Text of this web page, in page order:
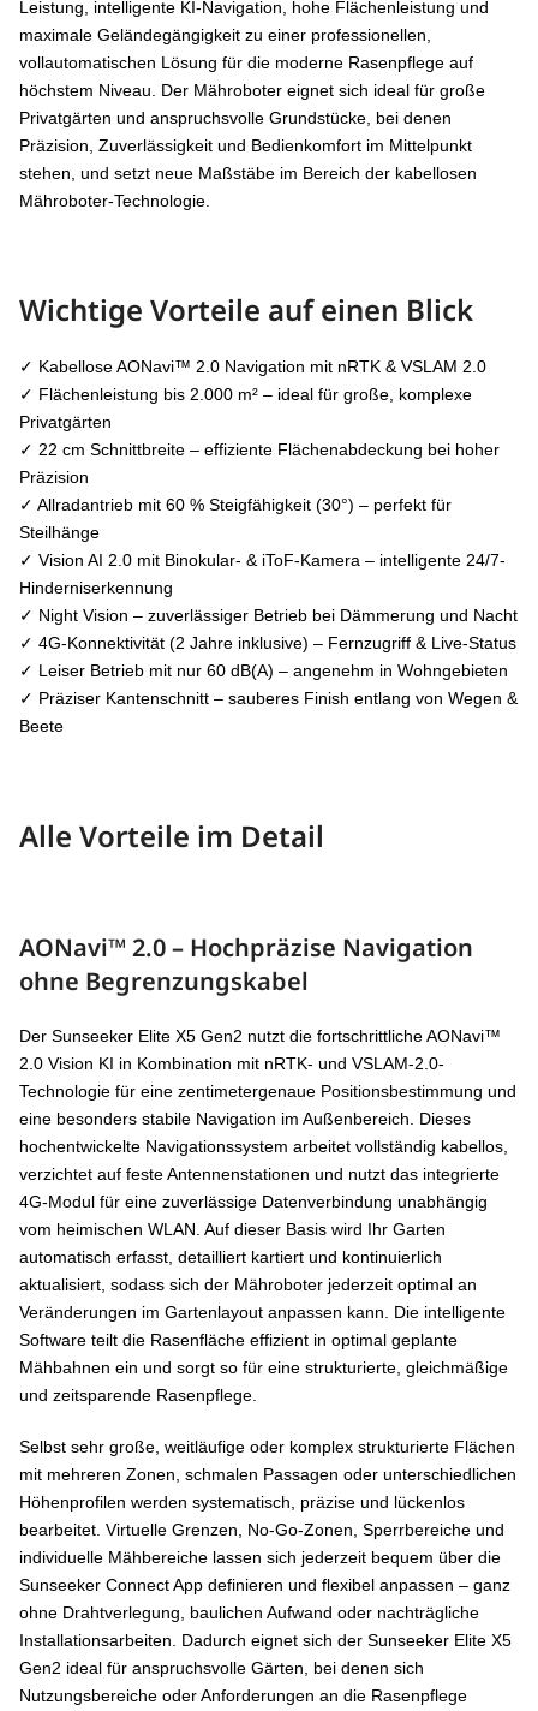
Leistung, intelligente KI-Navigation, hohe Flächenleistung und
maximale Geländegängigkeit zu einer professionellen,
vollautomatischen Lösung für die moderne Rasenpflege auf
höchstem Niveau. Der Mähroboter eignet sich ideal für große
Privatgärten und anspruchsvolle Grundstücke, bei denen
Präzision, Zuverlässigkeit und Bedienkomfort im Mittelpunkt
stehen, und setzt neue Maßstäbe im Bereich der kabellosen
Mähroboter-Technologie.
Wichtige Vorteile auf einen Blick
✓ Kabellose AONavi™ 2.0 Navigation mit nRTK & VSLAM 2.0
✓ Flächenleistung bis 2.000 m² – ideal für große, komplexe
Privatgärten
✓ 22 cm Schnittbreite – effiziente Flächenabdeckung bei hoher
Präzision
✓ Allradantrieb mit 60 % Steigfähigkeit (30°) – perfekt für
Steilhänge
✓ Vision AI 2.0 mit Binokular- & iToF-Kamera – intelligente 24/7-
Hinderniserkennung
✓ Night Vision – zuverlässiger Betrieb bei Dämmerung und Nacht
✓ 4G-Konnektivität (2 Jahre inklusive) – Fernzugriff & Live-Status
✓ Leiser Betrieb mit nur 60 dB(A) – angenehm in Wohngebieten
✓ Präziser Kantenschnitt – sauberes Finish entlang von Wegen &
Beete
Alle Vorteile im Detail
AONavi™ 2.0 – Hochpräzise Navigation
ohne Begrenzungskabel
Der Sunseeker Elite X5 Gen2 nutzt die fortschrittliche AONavi™
2.0 Vision KI in Kombination mit nRTK- und VSLAM-2.0-
Technologie für eine zentimetergenaue Positionsbestimmung und
eine besonders stabile Navigation im Außenbereich. Dieses
hochentwickelte Navigationssystem arbeitet vollständig kabellos,
verzichtet auf feste Antennenstationen und nutzt das integrierte
4G-Modul für eine zuverlässige Datenverbindung unabhängig
vom heimischen WLAN. Auf dieser Basis wird Ihr Garten
automatisch erfasst, detailliert kartiert und kontinuierlich
aktualisiert, sodass sich der Mähroboter jederzeit optimal an
Veränderungen im Gartenlayout anpassen kann. Die intelligente
Software teilt die Rasenfläche effizient in optimal geplante
Mähbahnen ein und sorgt so für eine strukturierte, gleichmäßige
und zeitsparende Rasenpflege.
Selbst sehr große, weitläufige oder komplex strukturierte Flächen
mit mehreren Zonen, schmalen Passagen oder unterschiedlichen
Höhenprofilen werden systematisch, präzise und lückenlos
bearbeitet. Virtuelle Grenzen, No-Go-Zonen, Sperrbereiche und
individuelle Mähbereiche lassen sich jederzeit bequem über die
Sunseeker Connect App definieren und flexibel anpassen – ganz
ohne Drahtverlegung, baulichen Aufwand oder nachträgliche
Installationsarbeiten. Dadurch eignet sich der Sunseeker Elite X5
Gen2 ideal für anspruchsvolle Gärten, bei denen sich
Nutzungsbereiche oder Anforderungen an die Rasenpflege